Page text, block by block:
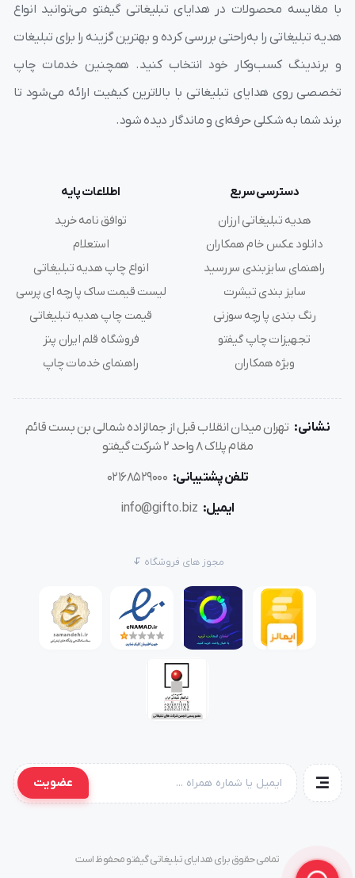
با مقایسه محصولات در هدایای تبلیغاتی گیفتو می‌توانید انواع
هدیه تبلیغاتی را به‌راحتی بررسی کرده و بهترین گزینه را برای تبلیغات
و برندینگ کسب‌وکار خود انتخاب کنید. همچنین خدمات چاپ
تخصصی روی هدایای تبلیغاتی با بالاترین کیفیت ارائه می‌شود تا
برند شما به شکلی حرفه‌ای و ماندگار دیده شود.
دسترسی سریع
هدیه تبلیغاتی ارزان
دانلود عکس خام همکاران
راهنمای سایزبندی سررسید
سایز بندی تیشرت
رنگ بندی پارچه سوزنی
تجهیزات چاپ گیفتو
ویژه همکاران
اطلاعات پایه
توافق نامه خرید
استعلام
انواع چاپ هدیه تبلیغاتی
لیست قیمت ساک پارچه ای پرسی
قیمت چاپ هدیه تبلیغاتی
فروشگاه قلم ایران پنز
راهنمای خدمات چاپ
نشانی: تهران میدان انقلاب قبل از جمالزاده شمالی بن بست قائم
مقام پلاک 8 واحد 2 شرکت گیفتو
تلفن پشتیبانی: 02168529000
ایمیل: info@gifto.biz
مجوز های فروشگاه
عضویت
تمامی حقوق برای هدایای تبلیغاتی گیفتو محفوظ است